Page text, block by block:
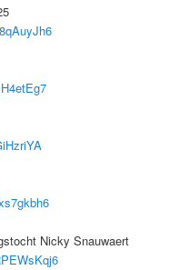
Nicky Snauwaert